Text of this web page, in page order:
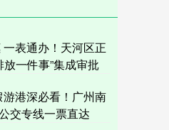
表通办！天河区正
一件事”集成审批
港深必看！广州南
交专线一票直达